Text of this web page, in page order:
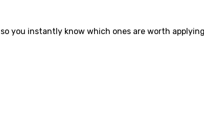
you instantly know which ones are worth